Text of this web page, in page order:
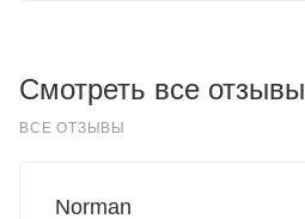
Смотреть все отзывы
ВСЕ ОТЗЫВЫ
Norman